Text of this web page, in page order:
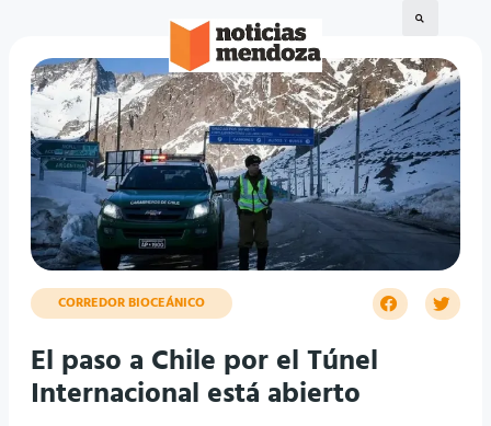
CORREDOR BIOCEÁNICO
El paso a Chile por el Túnel
Internacional está abierto